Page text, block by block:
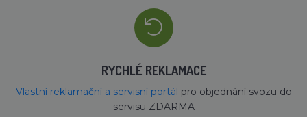
RYCHLÉ REKLAMACE
Vlastní reklamační a servisní portál pro objednání svozu do
servisu ZDARMA